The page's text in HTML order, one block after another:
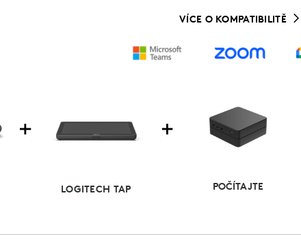
VÍCE O KOMPATIBILITĚ
LOGITECH TAP POČÍTAJTE